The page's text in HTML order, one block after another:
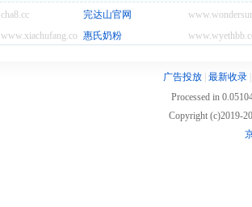
cha8.cc
完达山官网
www.xiachufang.com惠氏奶粉
广告投放 最新收录
Processed in
Copyright (c)2019-